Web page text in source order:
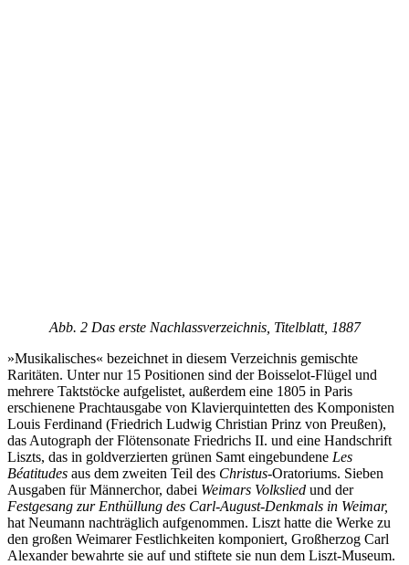
Abb. 2 Das erste Nachlassverzeichnis, Titelblatt, 1887
»Musikalisches« bezeichnet in diesem Verzeichnis gemischte
Raritäten. Unter nur 15 Positionen sind der Boisselot-Flügel und
mehrere Taktstöcke aufgelistet, außerdem eine 1805 in Paris
erschienene Prachtausgabe von Klavierquintetten des Komponisten
Louis Ferdinand (Friedrich Ludwig Christian Prinz von Preußen),
das Autograph der Flötensonate Friedrichs II. und eine Handschrift
Liszts, das in goldverzierten grünen Samt eingebundene Les
Béatitudes aus dem zweiten Teil des Christus-Oratoriums. Sieben
Ausgaben für Männerchor, dabei Weimars Volkslied und der
Festgesang zur Enthüllung des Carl-August-Denkmals in Weimar,
hat Neumann nachträglich aufgenommen. Liszt hatte die Werke zu
den großen Weimarer Festlichkeiten komponiert, Großherzog Carl
Alexander bewahrte sie auf und stiftete sie nun dem Liszt-Museum.